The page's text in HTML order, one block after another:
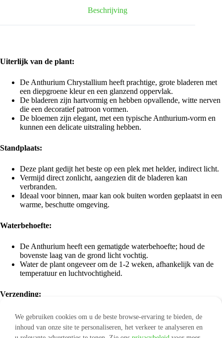
Beschrijving
Uiterlijk van de plant:
De Anthurium Chrystallium heeft prachtige, grote bladeren met
een diepgroene kleur en een glanzend oppervlak.
De bladeren zijn hartvormig en hebben opvallende, witte nerven
die een decoratief patroon vormen.
De bloemen zijn elegant, met een typische Anthurium-vorm en
kunnen een delicate uitstraling hebben.
Standplaats:
Deze plant gedijt het beste op een plek met helder, indirect licht.
Vermijd direct zonlicht, aangezien dit de bladeren kan
verbranden.
Ideaal voor binnen, maar kan ook buiten worden geplaatst in een
warme, beschutte omgeving.
Waterbehoefte:
De Anthurium heeft een gematigde waterbehoefte; houd de
bovenste laag van de grond licht vochtig.
Water de plant ongeveer om de 1-2 weken, afhankelijk van de
temperatuur en luchtvochtigheid.
Verzending:
Wij verpakken jouw producten in een stevige, speciaal voor
(kamer)planten ontworpen doos. De planten en de potgrond
worden beschermd door een beschermhoes. De kamerplanten
We gebruiken cookies om u de beste browse-ervaring te bieden, de
inhoud van onze site te personaliseren, het verkeer te analyseren en